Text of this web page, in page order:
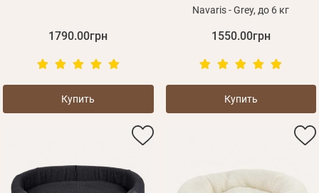
1790.00грн
Купить
Navaris - Grey, до 6 кг
1550.00грн
Купить